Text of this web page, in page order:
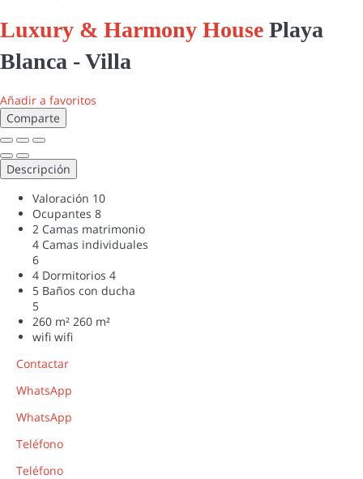
Luxury & Harmony House Playa
Blanca -Villa
Añadir a favoritos
Comparte
Descripción
Valoración 10
Ocupantes 8
2 Camas matrimonio
4 Camas individuales
6
4 Dormitorios 4
5 Baños con ducha
5
260 m² 260 m²
wifi wifi
Contactar
WhatsApp
WhatsApp
Teléfono
Teléfono